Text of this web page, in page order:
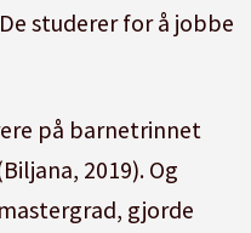
studerer for å jobbe
på barnetrinnet
2019). Og
gjorde